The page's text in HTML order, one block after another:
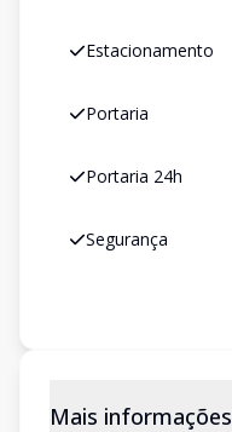
Estacionamento
Portaria
Portaria 24h
Segurança
Mais informações